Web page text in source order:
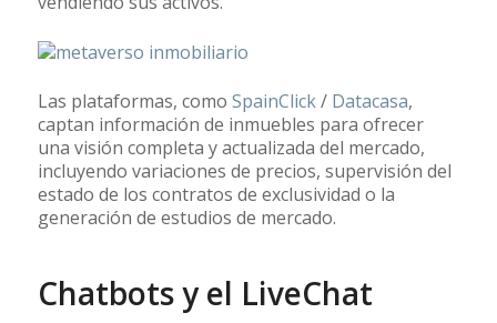
Las plataformas, como SpainClick/ Datacasa,
captan información de inmuebles para ofrecer
una visión completa y actualizada del mercado,
incluyendo variaciones de precios, supervisión del
estado de los contratos de exclusividad o la
generación de estudios de mercado.
Chatbots y el LiveChat